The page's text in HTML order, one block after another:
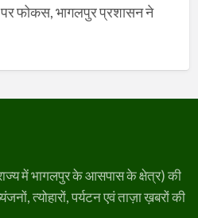
पर फोकस, भागलपुर प्रशासन ने
में भागलपुर के आसपास के क्षेत्र) की
त्योहारों, पर्यटन एवं ताज़ा ख़बरों की